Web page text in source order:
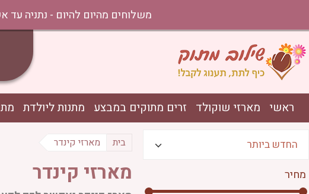
משלוחים מהיום להיום - נתניה עד אשקלון בהזמנה עד השעה
ראשי מארזי שוקולד זרים מתוקים במבצע מתנות ליולדת
מחיר
בית מארזי קינדר
מארזי קינדר